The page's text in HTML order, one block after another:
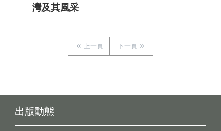
灣及其風采
上一頁 下一頁
出版動態